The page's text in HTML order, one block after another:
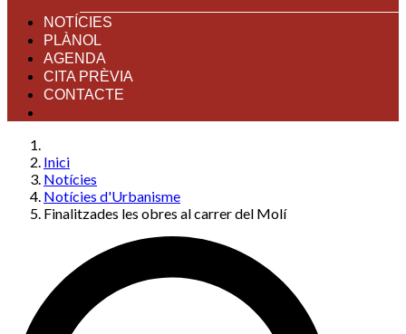
NOTÍCIES
PLÀNOL
AGENDA
CITA PRÈVIA
CONTACTE
Inici
Notícies
Notícies d'Urbanisme
Finalitzades les obres al carrer del Molí